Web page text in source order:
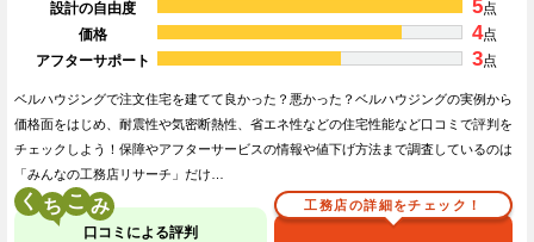
設計の自由度
5点
価格
4点
アフターサポート
3点
ベルハウジングで注文住宅を建てて良かった？悪かった？ベルハウジングの実例から
価格面をはじめ、耐震性や気密断熱性、省エネ性などの住宅性能など口コミで評判を
チェックしよう！保障やアフターサービスの情報や値下げ方法まで調査しているのは
「みんなの工務店リサーチ」だけ…
く こ
口コミによる評判
工務店の詳細をチェック！